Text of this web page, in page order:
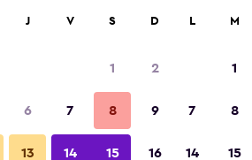
J V S D
1 2
6 7 8 9
13 14 15 16
L M
1
7 8
14 15